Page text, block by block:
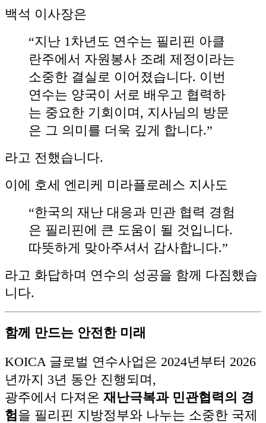
백석 이사장은
“지난 1차년도 연수는 필리핀 아클
란주에서 자원봉사 조례 제정이라는
소중한 결실로 이어졌습니다. 이번
연수는 양국이 서로 배우고 협력하
는 중요한 기회이며, 지사님의 방문
은 그 의미를 더욱 깊게 합니다.”
라고 전했습니다.
이에 호세 엔리케 미라플로레스 지사도
“한국의 재난 대응과 민관 협력 경험
은 필리핀에 큰 도움이 될 것입니다.
따뜻하게 맞아주셔서 감사합니다.”
라고 화답하며 연수의 성공을 함께 다짐했습
니다.
함께 만드는 안전한 미래
KOICA 글로벌 연수사업은 2024년부터 2026
년까지 3년 동안 진행되며,
광주에서 다져온 재난극복과 민관협력의 경
험을 필리핀 지방정부와 나누는 소중한 국제